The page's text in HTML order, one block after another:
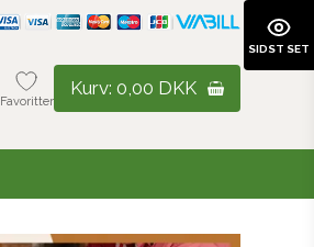
Favoritter
Kurv: 0,00 DKK
SIDST SET